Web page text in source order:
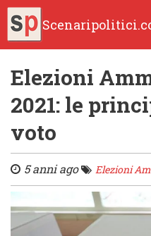
Elezioni
2021: le
voto
5 anni ago Elezioni